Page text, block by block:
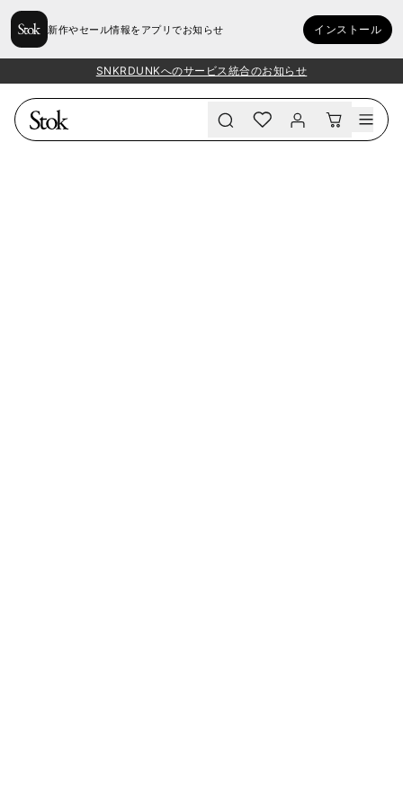
新作やセール情報をアプリでお知らせ インストール
SNKRDUNKへのサービス統合のお知らせ